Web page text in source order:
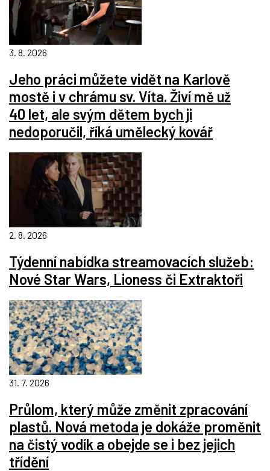
3. 8. 2026
Jeho práci můžete vidět na Karlově
mostě i v chrámu sv. Víta. Živí mě už
40 let, ale svým dětem bych ji
nedoporučil, říká umělecký kovář
2. 8. 2026
Týdenní nabídka streamovacích služeb:
Nové Star Wars, Lioness či Extraktoři
31. 7. 2026
Průlom, který může změnit zpracování
plastů. Nová metoda je dokáže proměnit
na čistý vodík a obejde se i bez jejich
třídění